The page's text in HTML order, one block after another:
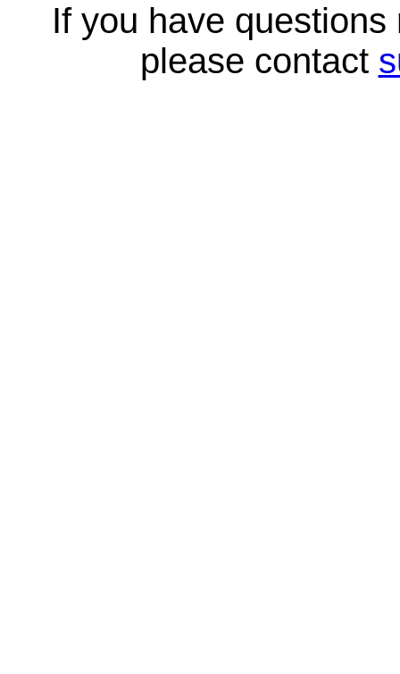
If you have
please contact